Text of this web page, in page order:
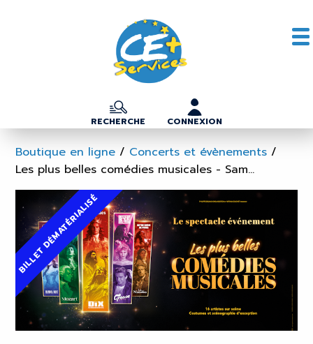
RECHERCHE CONNEXION
Boutique en ligne / Concerts et évènements /
Les plus belles comédies musicales - Sam...
BILLET DÉMATÉRIALISÉ